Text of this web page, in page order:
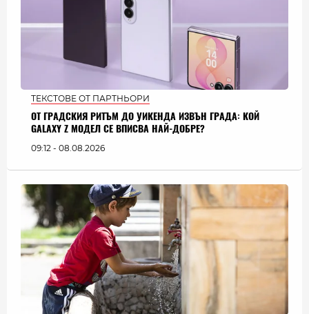
ТЕКСТОВЕ ОТ ПАРТНЬОРИ
ОТ ГРАДСКИЯ РИТЪМ ДО УИКЕНДА ИЗВЪН ГРАДА: КОЙ
GALAXY Z МОДЕЛ СЕ ВПИСВА НАЙ-ДОБРЕ?
09:12 - 08.08.2026